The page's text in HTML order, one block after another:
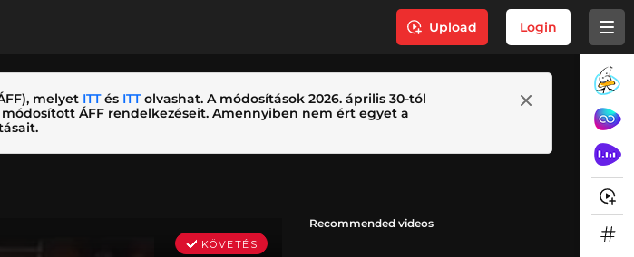
Upload Login
melyet ITTés ITTolvashat. A módosítások 2026. április 30-tól
ÁFF rendelkezéseit. Amennyiben nem ért egyet a
Recommended videos